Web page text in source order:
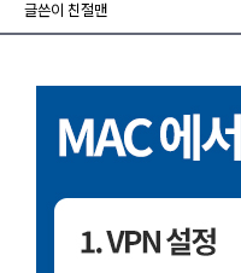
글쓴이 친절맨